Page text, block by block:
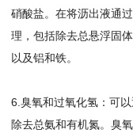
硝酸盐。在将沥出液通
理，包括除去总悬浮固
以及铝和铁。
6.臭氧和过氧化氢：可
除去总氨和有机氮。臭